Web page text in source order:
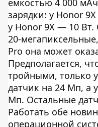
емкостью 4 000
зарядки: у Honor
у Honor 9X — 10
20-
Pro она может
Предполагается,
тройными, только
датчик на 24 Мп, а
Мп. Остальные
Работать обе
операционной